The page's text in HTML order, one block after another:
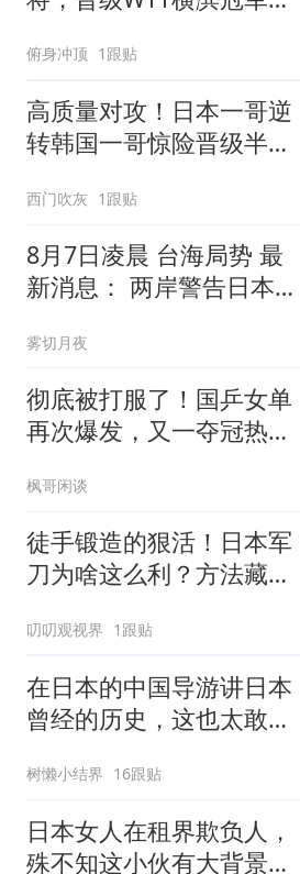
俯身冲顶 1跟贴
高质量对攻！日本一哥逆
转韩国一哥惊险晋级半决
西门吹灰 1跟贴
8月7日凌晨 台海局势 最
新消息： 两岸警告日本，
雾切月夜
彻底被打服了！国乒女单
再次爆发，又一夺冠热门
枫哥闲谈
徒手锻造的狠活！日本军
刀为啥这么利？方法藏着
叨叨观视界 1跟贴
在日本的中国导游讲日本
曾经的历史，这也太敢说
树懒小结界 16跟贴
日本女人在租界欺负人，
殊不知这小伙有大背景，